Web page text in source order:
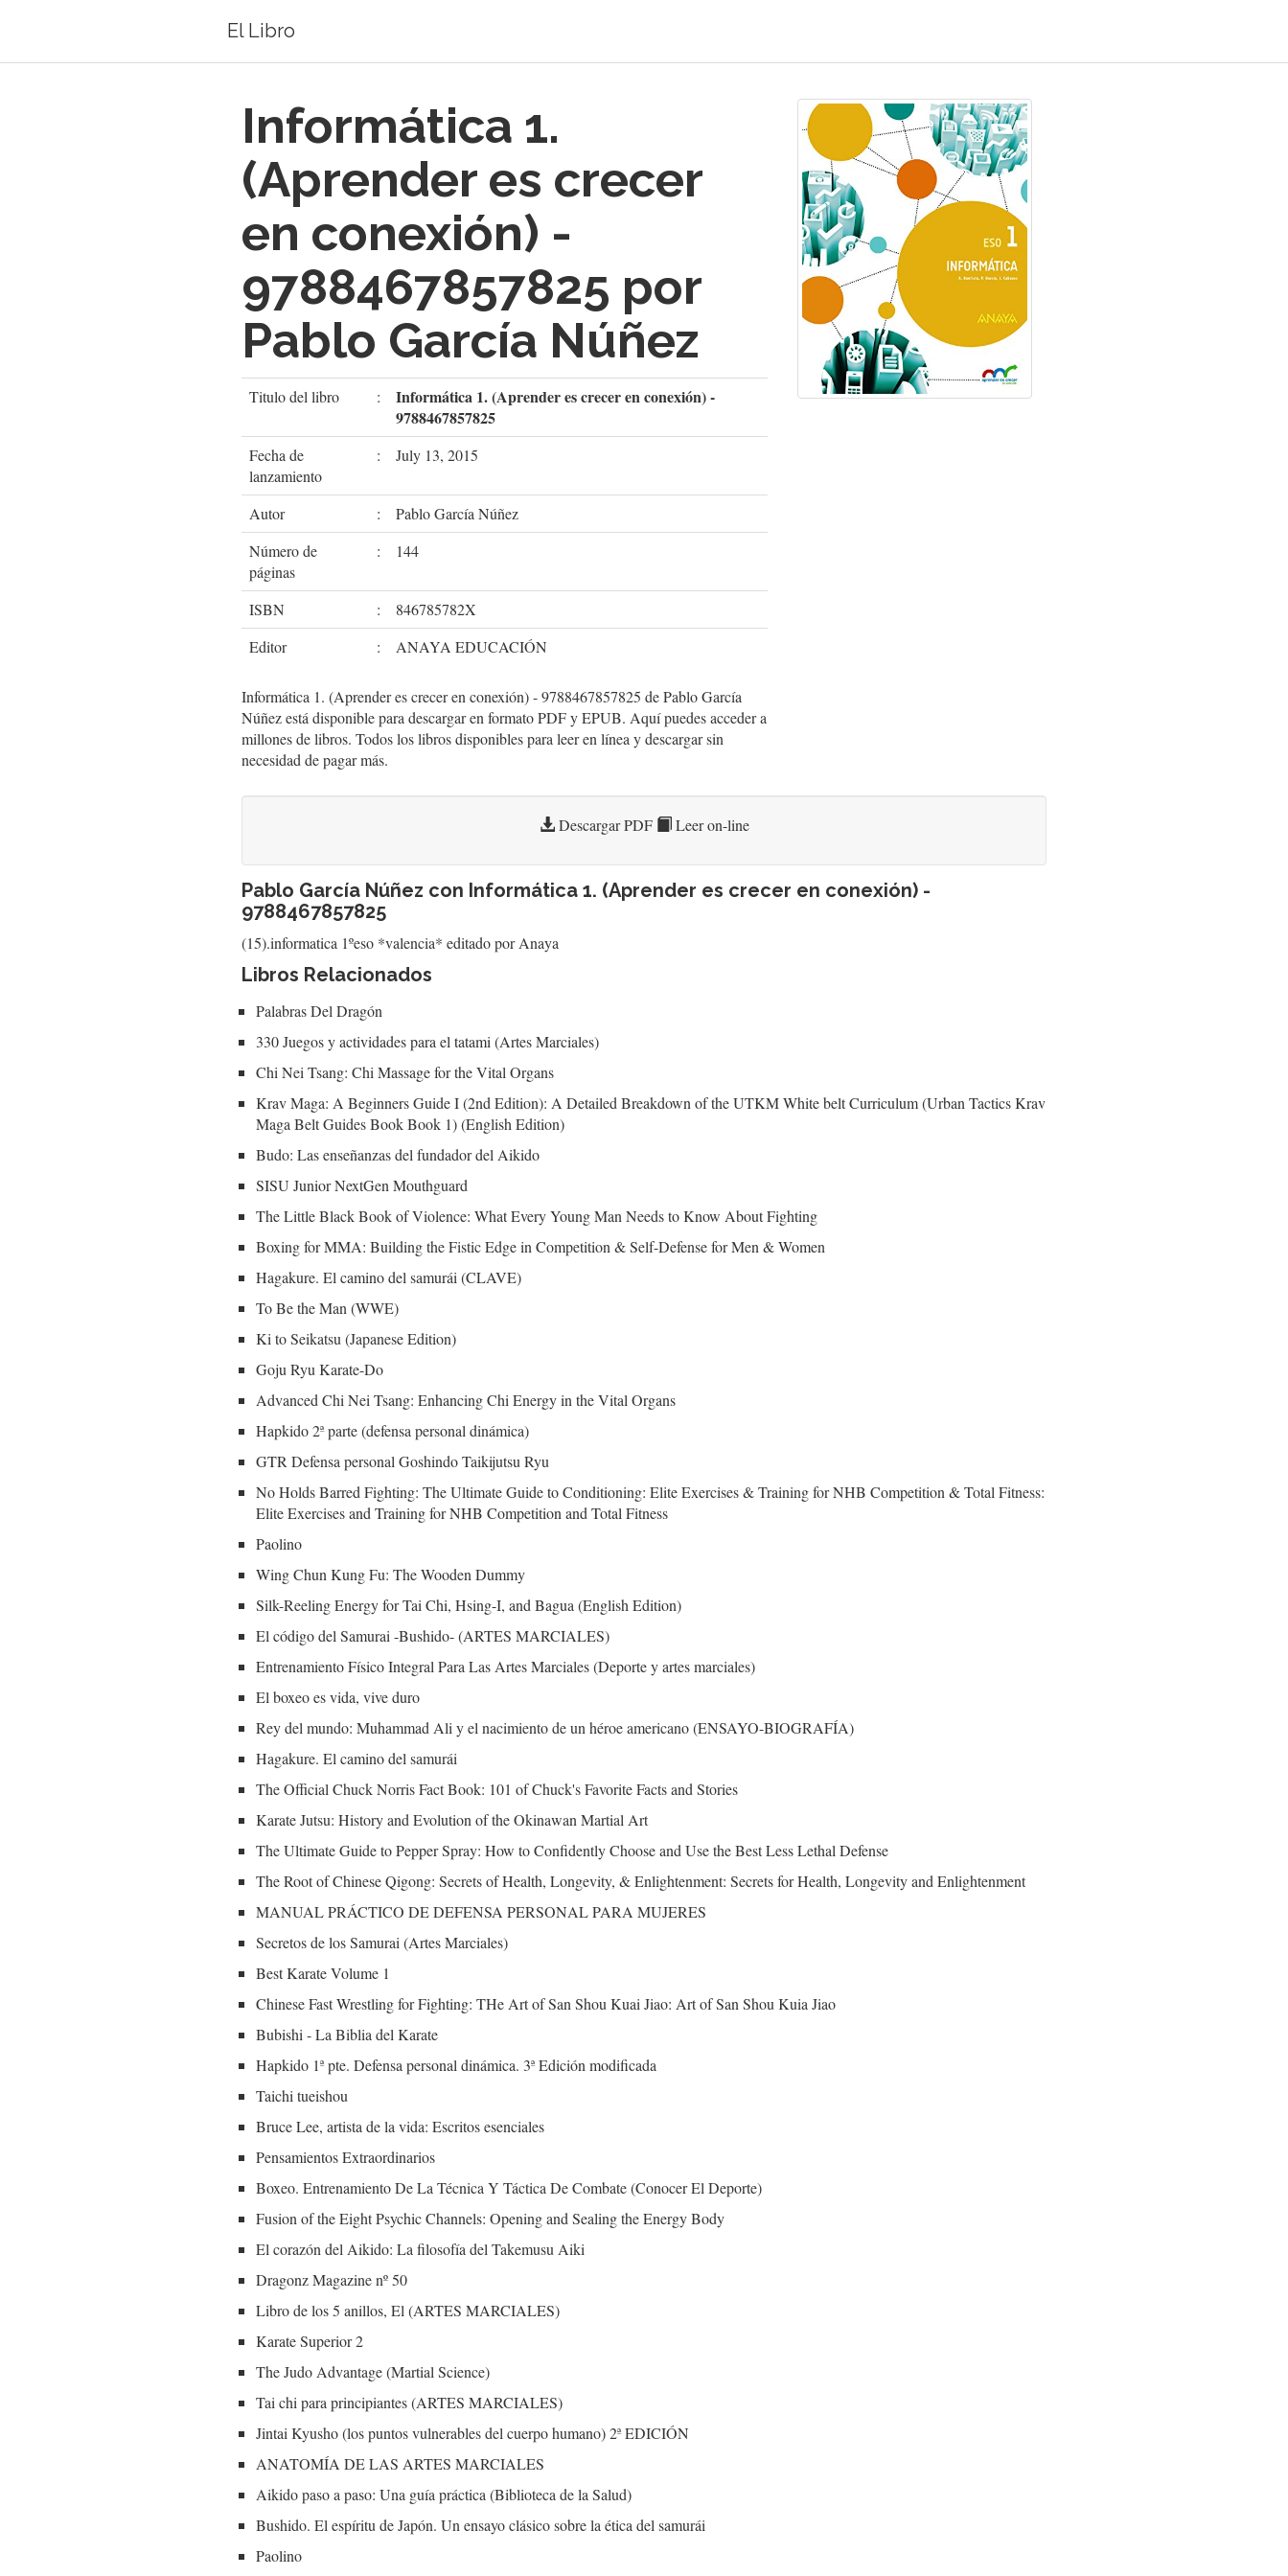
El Libro
Informática 1.
(Aprender es crecer
en conexión) -
9788467857825 por
Pablo García Núñez
Titulo del libro :
Informática 1. (Aprender es crecer en conexión) -
9788467857825
Fecha de
lanzamiento
: July 13, 2015
Autor :
Pablo García Núñez
Número de
páginas
: 144
ISBN :
846785782X
Editor
: ANAYA EDUCACIÓN
Informática 1. (Aprender es crecer en conexión) - 9788467857825 de Pablo García
Núñez está disponible para descargar en formato PDF y EPUB. Aquí puedes acceder a
millones de libros. Todos los libros disponibles para leer en línea y descargar sin
necesidad de pagar más.
Descargar PDF Leer on-line
Pablo García Núñez con Informática 1. (Aprender es crecer en conexión) -
9788467857825
(15).informatica 1ºeso *valencia* editado por Anaya
Libros Relacionados
Palabras Del Dragón
330 Juegos y actividades para el tatami (Artes Marciales)
Chi Nei Tsang: Chi Massage for the Vital Organs
Krav Maga: A Beginners Guide I (2nd Edition): A Detailed Breakdown of the UTKM White belt Curriculum (Urban Tactics Krav
Maga Belt Guides Book Book 1) (English Edition)
Budo: Las enseñanzas del fundador del Aikido
SISU Junior NextGen Mouthguard
The Little Black Book of Violence: What Every Young Man Needs to Know About Fighting
Boxing for MMA: Building the Fistic Edge in Competition & Self-Defense for Men & Women
Hagakure. El camino del samurái (CLAVE)
To Be the Man (WWE)
Ki to Seikatsu (Japanese Edition)
Goju Ryu Karate-Do
Advanced Chi Nei Tsang: Enhancing Chi Energy in the Vital Organs
Hapkido 2ª parte (defensa personal dinámica)
GTR Defensa personal Goshindo Taikijutsu Ryu
No Holds Barred Fighting: The Ultimate Guide to Conditioning: Elite Exercises & Training for NHB Competition & Total Fitness:
Elite Exercises and Training for NHB Competition and Total Fitness
Paolino
Wing Chun Kung Fu: The Wooden Dummy
Silk-Reeling Energy for Tai Chi, Hsing-I, and Bagua (English Edition)
El código del Samurai -Bushido- (ARTES MARCIALES)
Entrenamiento Físico Integral Para Las Artes Marciales (Deporte y artes marciales)
El boxeo es vida, vive duro
Rey del mundo: Muhammad Ali y el nacimiento de un héroe americano (ENSAYO-BIOGRAFÍA)
Hagakure. El camino del samurái
The Official Chuck Norris Fact Book: 101 of Chuck's Favorite Facts and Stories
Karate Jutsu: History and Evolution of the Okinawan Martial Art
The Ultimate Guide to Pepper Spray: How to Confidently Choose and Use the Best Less Lethal Defense
The Root of Chinese Qigong: Secrets of Health, Longevity, & Enlightenment: Secrets for Health, Longevity and Enlightenment
MANUAL PRÁCTICO DE DEFENSA PERSONAL PARA MUJERES
Secretos de los Samurai (Artes Marciales)
Best Karate Volume 1
Chinese Fast Wrestling for Fighting: THe Art of San Shou Kuai Jiao: Art of San Shou Kuia Jiao
Bubishi - La Biblia del Karate
Hapkido 1ª pte. Defensa personal dinámica. 3ª Edición modificada
Taichi tueishou
Bruce Lee, artista de la vida: Escritos esenciales
Pensamientos Extraordinarios
Boxeo. Entrenamiento De La Técnica Y Táctica De Combate (Conocer El Deporte)
Fusion of the Eight Psychic Channels: Opening and Sealing the Energy Body
El corazón del Aikido: La filosofía del Takemusu Aiki
Dragonz Magazine nº 50
Libro de los 5 anillos, El (ARTES MARCIALES)
Karate Superior 2
The Judo Advantage (Martial Science)
Tai chi para principiantes (ARTES MARCIALES)
Jintai Kyusho (los puntos vulnerables del cuerpo humano) 2ª EDICIÓN
ANATOMÍA DE LAS ARTES MARCIALES
Aikido paso a paso: Una guía práctica (Biblioteca de la Salud)
Bushido. El espíritu de Japón. Un ensayo clásico sobre la ética del samurái
Paolino